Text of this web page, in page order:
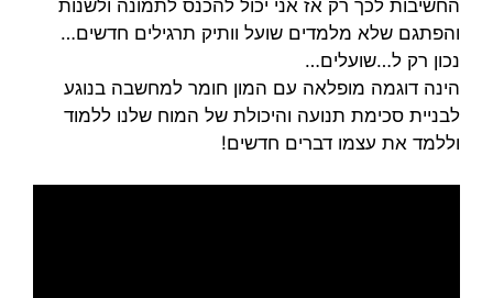
החשיבות לכך רק אז אני יכול להכנס לתמונה ולשנות
והפתגם שלא מלמדים שועל וותיק תרגילים חדשים…
נכון רק ל…שועלים…
הינה דוגמה מופלאה עם המון חומר למחשבה בנוגע
לבניית סכימת תנועה והיכולת של המוח שלנו ללמוד
וללמד את עצמו דברים חדשים!